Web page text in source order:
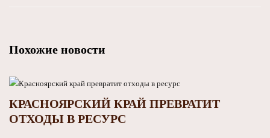
Похожие новости
КРАСНОЯРСКИЙ КРАЙ ПРЕВРАТИТ
ОТХОДЫ В РЕСУРС